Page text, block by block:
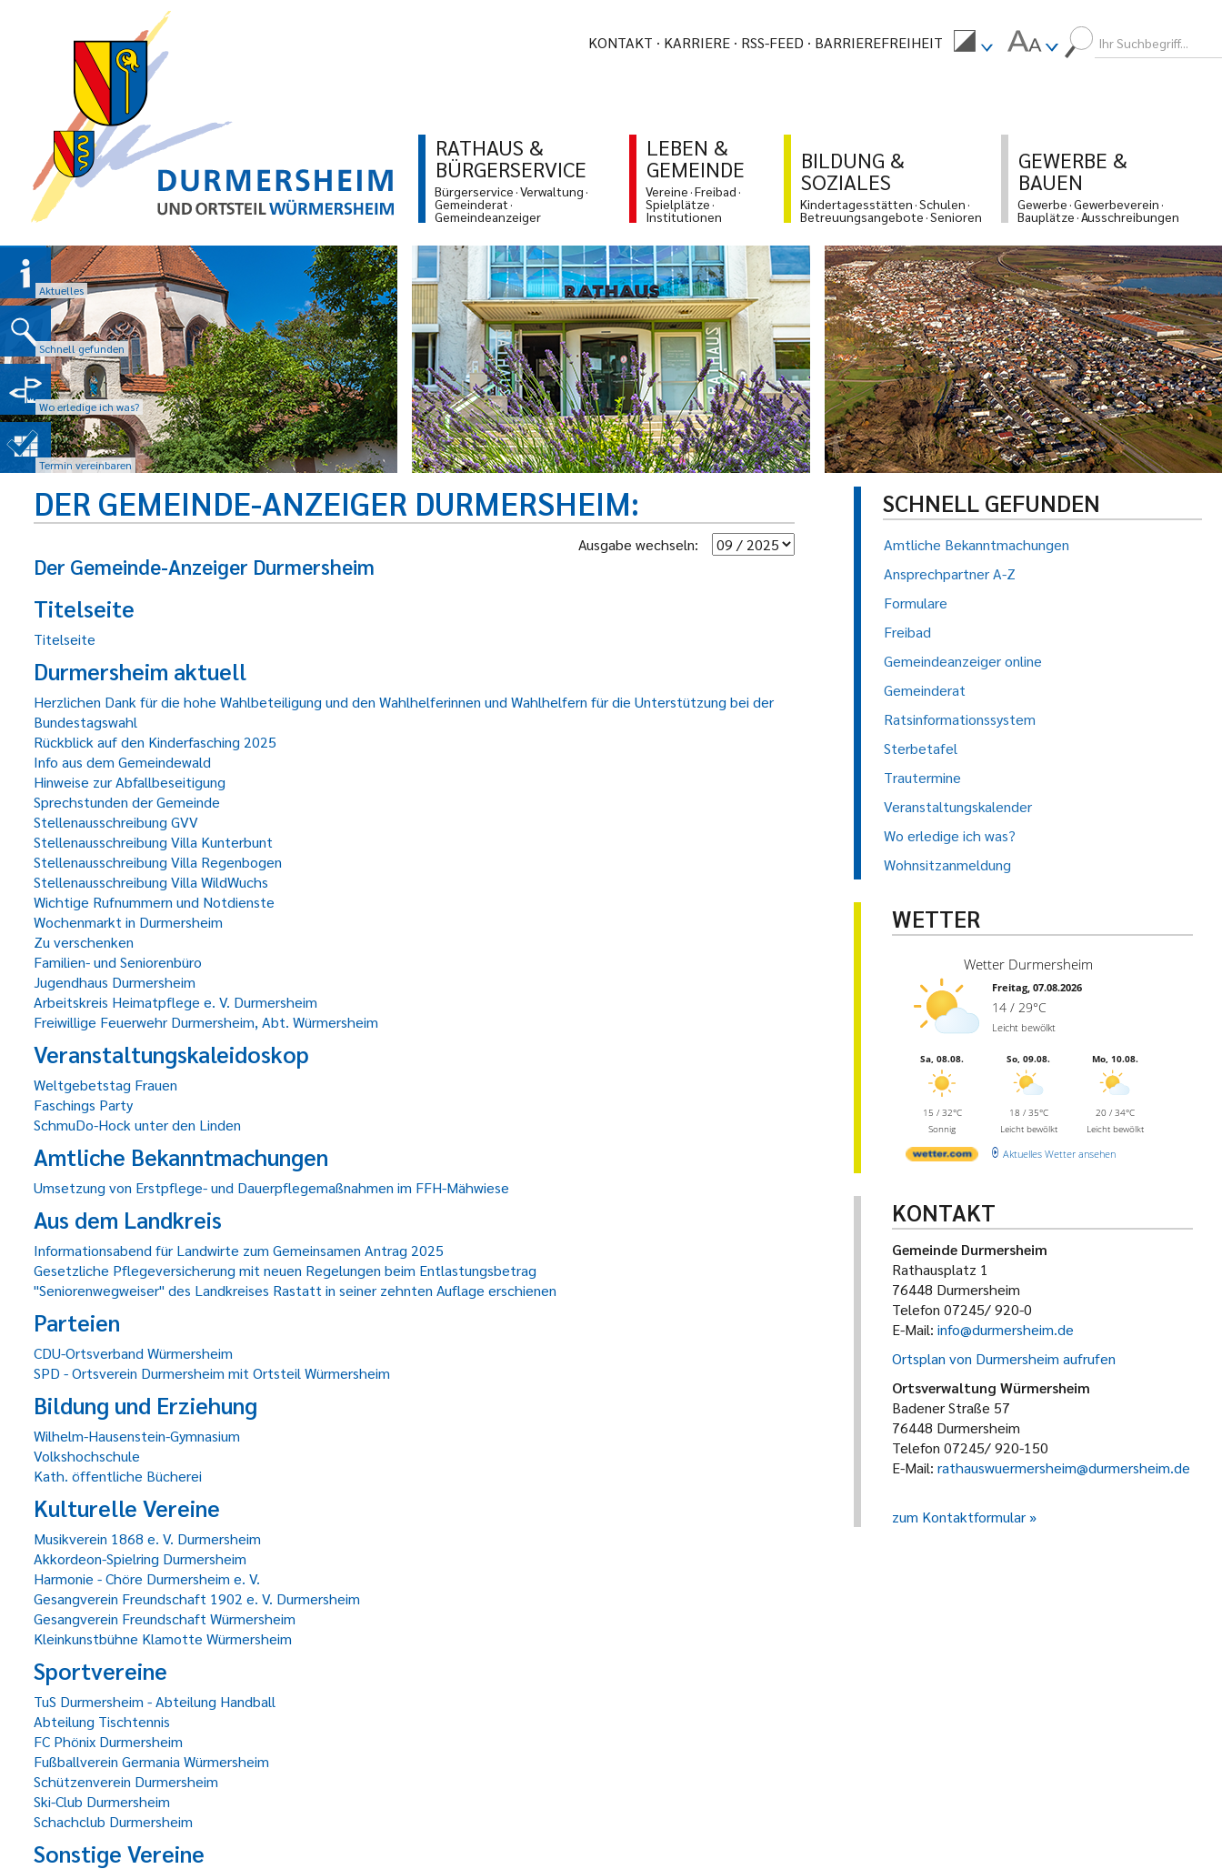
KONTAKT KARRIERE RSS-FEED BARRIEREFREIHEIT
RATHAUS &
BÜRGERSERVICE
Bürgerservice Verwaltung
Gemeinderat
Gemeindeanzeiger
LEBEN &
GEMEINDE
Vereine Freibad
Spielplätze
Institutionen
BILDUNG &
SOZIALES
Kindertagesstätten Schulen
Betreuungsangebote Senioren
GEWERBE &
BAUEN
Gewerbe Gewerbeverein
Bauplätze Ausschreibungen
Aktuelles
Schnell gefunden
Wo erledige ich was?
Termin vereinbaren
DER GEMEINDE-ANZEIGER DURMERSHEIM
Ausgabe wechseln:
Der Gemeinde-Anzeiger Durmersheim
Titelseite
Titelseite
Durmersheim aktuell
Herzlichen Dank für die hohe Wahlbeteiligung und den Wahlhelferinnen und Wahlhelfern für die Unterstützung bei der
Bundestagswahl
Rückblick auf den Kinderfasching 2025
Info aus dem Gemeindewald
Hinweise zur Abfallbeseitigung
Sprechstunden der Gemeinde
Stellenausschreibung GVV
Stellenausschreibung Villa Kunterbunt
Stellenausschreibung Villa Regenbogen
Stellenausschreibung Villa WildWuchs
Wichtige Rufnummern und Notdienste
Wochenmarkt in Durmersheim
Zu verschenken
Familien- und Seniorenbüro
Jugendhaus Durmersheim
Arbeitskreis Heimatpflege e. V. Durmersheim
Freiwillige Feuerwehr Durmersheim, Abt. Würmersheim
Veranstaltungskaleidoskop
Weltgebetstag Frauen
Faschings Party
SchmuDo-Hock unter den Linden
Amtliche Bekanntmachungen
Umsetzung von Erstpflege- und Dauerpflegemaßnahmen im FFH-Mähwiese
Aus dem Landkreis
Informationsabend für Landwirte zum Gemeinsamen Antrag 2025
Gesetzliche Pflegeversicherung mit neuen Regelungen beim Entlastungsbetrag
"Seniorenwegweiser" des Landkreises Rastatt in seiner zehnten Auflage erschienen
Parteien
CDU-Ortsverband Würmersheim
SPD - Ortsverein Durmersheim mit Ortsteil Würmersheim
Bildung und Erziehung
Wilhelm-Hausenstein-Gymnasium
Volkshochschule
Kath. öffentliche Bücherei
Kulturelle Vereine
Musikverein 1868 e. V. Durmersheim
Akkordeon-Spielring Durmersheim
Harmonie - Chöre Durmersheim e. V.
Gesangverein Freundschaft 1902 e. V. Durmersheim
Gesangverein Freundschaft Würmersheim
Kleinkunstbühne Klamotte Würmersheim
Sportvereine
TuS Durmersheim - Abteilung Handball
Abteilung Tischtennis
FC Phönix Durmersheim
Fußballverein Germania Würmersheim
Schützenverein Durmersheim
Ski-Club Durmersheim
Schachclub Durmersheim
Sonstige Vereine
SCHNELL GEFUNDEN
Amtliche Bekanntmachungen
Ansprechpartner A-Z
Formulare
Freibad
Gemeindeanzeiger online
Gemeinderat
Ratsinformationssystem
Sterbetafel
Trautermine
Veranstaltungskalender
Wo erledige ich was?
Wohnsitzanmeldung
WETTER
Wetter Durmersheim
Freitag, 07.08.2026
14 / 29°C
Leicht bewölkt
Sa, 08.08.
15 / 32°C
Sonnig
So, 09.08.
18 / 35°C
Leicht bewölkt
Mo, 10.08.
20 / 34°C
Leicht bewölkt
Aktuelles Wetter ansehen
KONTAKT
Gemeinde Durmersheim
Rathausplatz 1
76448 Durmersheim
Telefon 07245/ 920-0
E-Mail: info@durmersheim.de
Ortsplan von Durmersheim aufrufen
Ortsverwaltung Würmersheim
Badener Straße 57
76448 Durmersheim
Telefon 07245/ 920-150
E-Mail: rathauswuermersheim@durmersheim.de
zum Kontaktformular